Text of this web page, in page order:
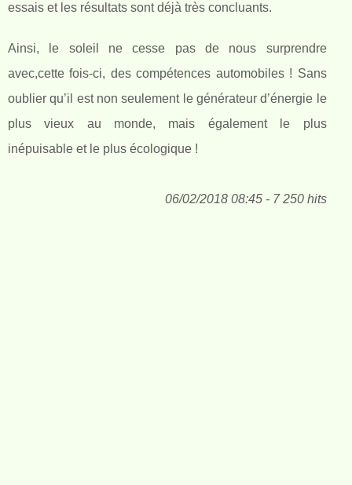
essais et les résultats sont déjà très concluants.
Ainsi, le soleil ne cesse pas de nous surprendre
avec,cette fois-ci, des compétences automobiles ! Sans
oublier qu’il est non seulement le générateur d’énergie le
plus vieux au monde, mais également le plus
inépuisable et le plus écologique !
06/02/2018 08:45 - 7 250 hits